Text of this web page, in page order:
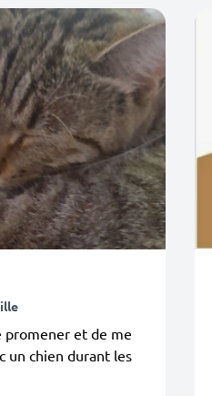
promener et de me
un chien durant les